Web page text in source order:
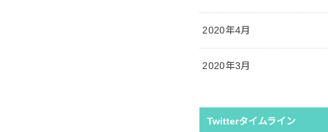
2020年4月
2020年3月
Twitterタイムライン